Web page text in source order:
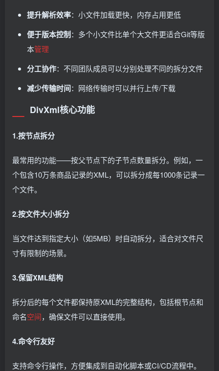
提升解析效率：小文件加载更快，内存占用更低
便于版本控制：多个小文件比单个大文件更适合Git等版
本管理
分工协作：不同团队成员可以分别处理不同的拆分文件
减少传输时间：网络传输时可以并行上传/下载
DivXml核心功能
1.按节点拆分
最常用的功能——按父节点下的子节点数量拆分。例如，一
个包含10万条商品记录的XML，可以拆分成每1000条记录一
个文件。
2.按文件大小拆分
当文件达到指定大小（如5MB）时自动拆分，适合对文件尺
寸有限制的场景。
3.保留XML结构
拆分后的每个文件都保持原XML的完整结构，包括根节点和
命名空间，确保文件可以直接使用。
4.命令行友好
支持命令行操作，方便集成到自动化脚本或CI/CD流程中。